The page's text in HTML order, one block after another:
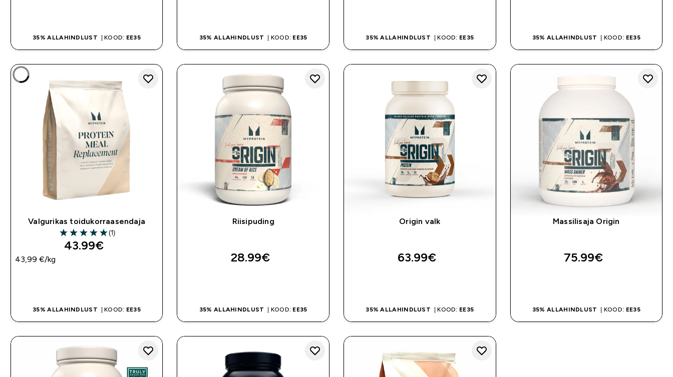
35% ALLAHINDLUST | KOOD: EE35 35% ALLAHINDLUST | KOOD: EE35 35% ALLAHINDLUST | KOOD: EE35 35% ALLAHINDLUST | KOOD: EE35
Valgurikas toidukorraasendaja
5 out of 5 stars
(1)
43.99€‎
43,99 €‎/kg
35% ALLAHINDLUST | KOOD: EE35
Riisipuding
28.99€‎
35% ALLAHINDLUST | KOOD: EE35
Origin valk
63.99€‎
35% ALLAHINDLUST | KOOD: EE35
Massilisaja Origin
75.99€‎
35% ALLAHINDLUST | KOOD: EE35